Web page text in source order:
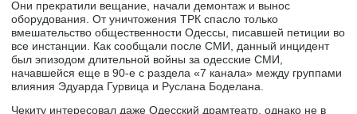
Они прекратили вещание, начали демонтаж и вынос
оборудования. От уничтожения ТРК спасло только
вмешательство общественности Одессы, писавшей петиции во
все инстанции. Как сообщали после СМИ, данный инцидент
был эпизодом длительной войны за одесские СМИ,
начавшейся еще в 90-е с раздела «7 канала» между группами
влияния Эдуарда Гурвица и Руслана Боделана.
Чекиту интересовал даже Одесский драмтеатр, однако не в